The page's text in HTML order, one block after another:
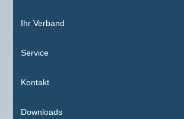
Ihr Verband
Service
Kontakt
Downloads